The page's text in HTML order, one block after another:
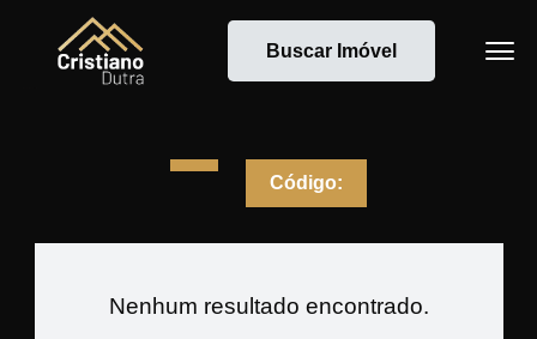
Buscar Imóvel
Código:
Nenhum resultado encontrado.